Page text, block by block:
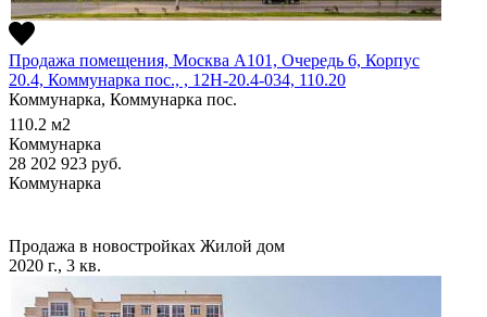
Продажа помещения, Москва А101, Очередь 6, Корпус
20.4, Коммунарка пос., , 12Н-20.4-034, 110.20
Коммунарка, Коммунарка пос.
110.2 м2
Коммунарка
28 202 923 руб.
Коммунарка
Продажа в новостройках Жилой дом
2020 г., 3 кв.